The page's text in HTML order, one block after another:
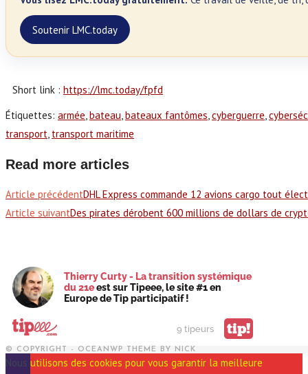
Soutenir LMC.today
Short link : https://lmc.today/fpfd
Étiquettes: armée, bateau, bateaux fantômes, cyberguerre,
transport, transport maritime
Read more articles
Article précédentDHL Express commande 12 avions cargo tout
Article suivantDes pirates dérobent 600 millions de dollars de
Thierry Curty - La transition systémique
du 21eest sur Tipeee, le site #1 en
Europe de Tip participatif !
9 tipeurs tip!
© COPYRIGHT - OCEANWP THEME BY NICK
Nous utilisons des cookies pour vous garantir la meilleure